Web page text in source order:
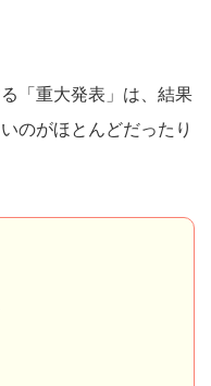
「重大発表」は、結果
のがほとんどだったり